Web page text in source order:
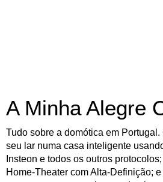
A Minha Alegre
Tudo sobre a domótica em
seu lar numa casa inteligente
Insteon e todos os outros
Home-Theater com Alta-Definição;